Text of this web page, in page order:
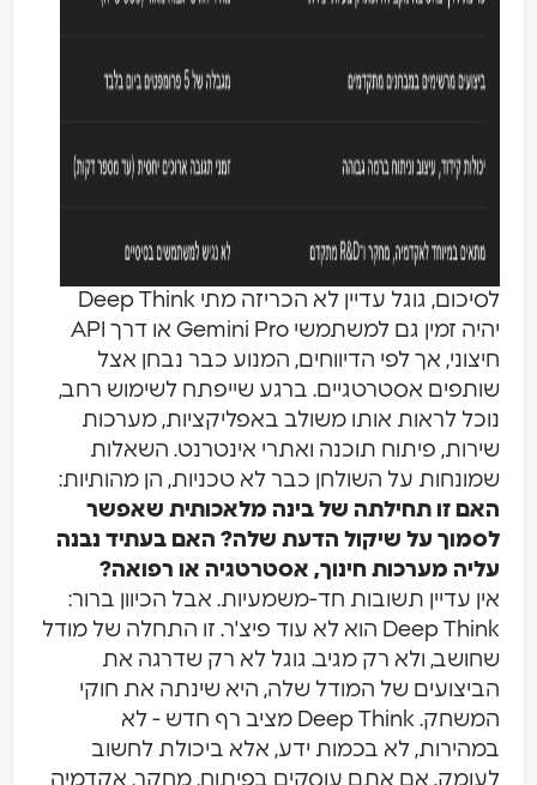
לסיכום, גוגל עדיין לא הכריזה מתי Deep Think
יהיה זמין גם למשתמשי Gemini Pro או דרך API
חיצוני, אך לפי הדיווחים, המנוע כבר נבחן אצל
שותפים אסטרטגיים. ברגע שייפתח לשימוש רחב,
נוכל לראות אותו משולב באפליקציות, מערכות
שירות, פיתוח תוכנה ואתרי אינטרנט. השאלות
שמונחות על השולחן כבר לא טכניות, הן מהותיות:
האם זו תחילתה של בינה מלאכותית שאפשר
לסמוך על שיקול הדעת שלה?האם בעתיד נבנה
עליה מערכות חינוך, אסטרטגיה או רפואה?
אין עדיין תשובות חד-משמעיות. אבל הכיוון ברור:
Deep Think הוא לא עוד פיצ'ר. זו התחלה של מודל
שחושב, ולא רק מגיב. גוגל לא רק שדרגה את
הביצועים של המודל שלה, היא שינתה את חוקי
המשחק. Deep Think מציב רף חדש - לא
במהירות, לא בכמות ידע, אלא ביכולת לחשוב
לעומק. אם אתם עוסקים בפיתוח, מחקר, אקדמיה